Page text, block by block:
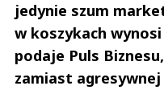
jedynie szum
w koszykach
podaje Puls
zamiast